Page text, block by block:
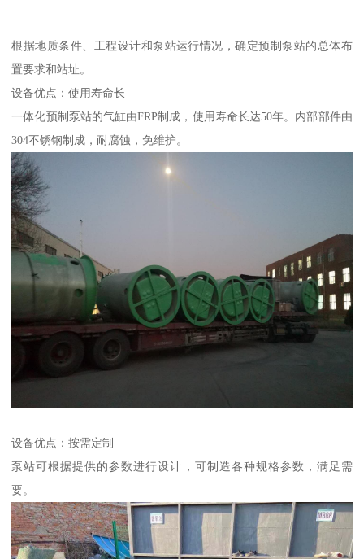
根据地质条件、工程设计和泵站运行情况，确定预制泵站的总体布
置要求和站址。
设备优点：使用寿命长
一体化预制泵站的气缸由FRP制成，使用寿命长达50年。内部部件由
304不锈钢制成，耐腐蚀，免维护。
设备优点：按需定制
泵站可根据提供的参数进行设计，可制造各种规格参数，满足需
要。